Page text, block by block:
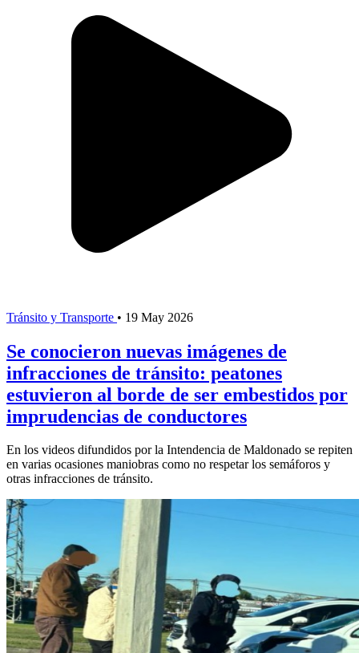
Tránsito y Transporte • 19 May 2026
Se conocieron nuevas imágenes de
infracciones de tránsito: peatones
estuvieron al borde de ser embestidos por
imprudencias de conductores
En los videos difundidos por la Intendencia de Maldonado se repiten
en varias ocasiones maniobras como no respetar los semáforos y
otras infracciones de tránsito.